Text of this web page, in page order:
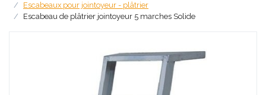
Escabeaux pour jointoyeur - plâtrier
Escabeau de plâtrier jointoyeur 5 marches Solide